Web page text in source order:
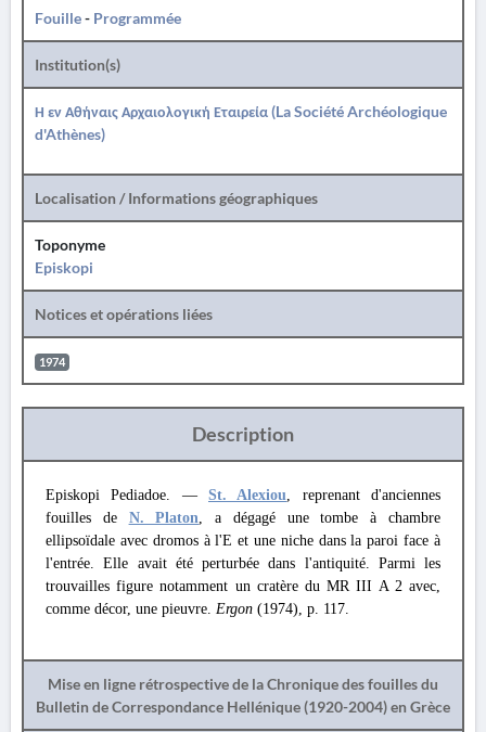
Fouille- Programmée
Institution(s)
Η εν Αθήναις Αρχαιολογική Εταιρεία (La Société Archéologique
d'Athènes)
Localisation / Informations géographiques
Toponyme
Episkopi
Notices et opérations liées
1974
Description
Episkopi Pediadoe. — St. Alexiou, reprenant d'anciennes
fouilles de N. Platon, a dégagé une tombe à chambre
ellipsoïdale avec dromos à l'Е et une niche dans la paroi face à
l'entrée. Elle avait été perturbée dans l'antiquité. Parmi les
trouvailles figure notamment un cratère du MR III A 2 avec,
comme décor, une pieuvre. Ergon (1974), p. 117.
Mise en ligne rétrospective de la Chronique des fouilles du
Bulletin de Correspondance Hellénique (1920-2004) en Grèce